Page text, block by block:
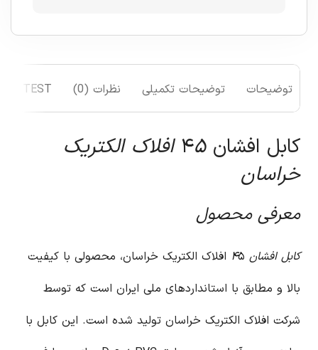
توضیحات توضیحات تکمیلی نظرات (0) TEST
کابل افشان ۴
۵ افلاک الکتریک
خراسان
معرفی محصول
کابل افشان ۴
۵ افلاک الکتریک خراسان، محصولی با کیفیت
بالا و مطابق با استانداردهای ملی ایران است که توسط
شرکت افلاک الکتریک خراسان تولید شده است. این کابل با